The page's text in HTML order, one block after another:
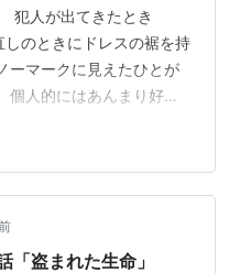
犯人が出てきたとき
のときにドレスの裾を持
ーマークに見えたひとが
個人的にはあんまり好き
いけど「誰…？」となる
ちんと視聴者側にも情報
う。犯人が誰なのかバレ
ろうけど、そりゃ何も
まえだ。ミステリ的に
盗まれた生命」